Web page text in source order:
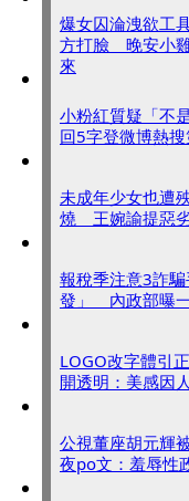
爆女囚淪洩欲工
方打臉 晚安小
來
小粉紅質疑「不
回5字登微博熱
未成年少女也遭
燒 王婉諭提惡
報稅季注意3詐
發」 內政部曝
LOGO改字體引
開透明：美感因
公視董座胡元輝
夜po文：羞辱性